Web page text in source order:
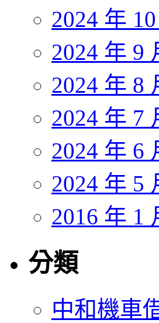
2024 年 10
2024 年 9
2024 年 8
2024 年 7
2024 年 6
2024 年 5
2016 年 1
分類
中和機車